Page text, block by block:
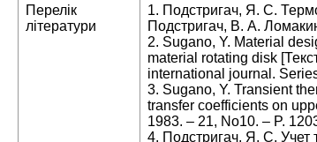
Перелік
літератури
1. Подстригач, Я. С.
Подстригач, В. А.
2. Sugano, Y. Material
material rotating disk
international journal.
3. Sugano, Y. Transient
transfer coefficients on
1983. – 21, No10. – P.
4. Подстригач, Я. С. Учет